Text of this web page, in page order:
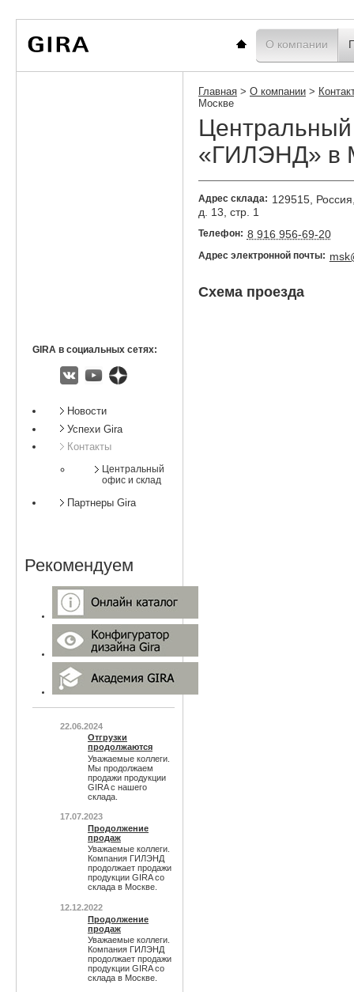
Главная
О компании
Главная > О компании >
Москве
«ГИЛЭНД» в
Адрес склада: 129515, Россия
д. 13 стр. 1
Телефон: 8 916 956-69-20
Адрес электронной почты:
Схема проезда
GIRA в социальных сетях:
ПодразделыНовости
Успехи Gira
Контакты
Центральный
офис и склад
Партнеры Gira
Рекомендуем
22.06.2024
Отгрузки
продолжаются
Уважаемые коллеги.
Мы продолжаем
продажи продукции
GIRA с нашего
склада.
17.07.2023
Продолжение
продаж
Уважаемые коллеги.
Компания ГИЛЭНД
продолжает продажи
продукции GIRA со
склада в Москве.
12.12.2022
Продолжение
продаж
Уважаемые коллеги.
Компания ГИЛЭНД
продолжает продажи
продукции GIRA со
склада в Москве.